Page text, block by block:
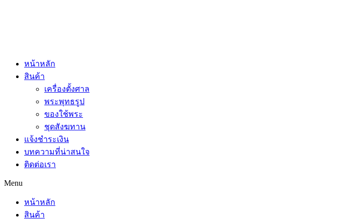
หน้าหลัก
สินค้า
เครื่องตั้งศาล
พระพุทธรูป
ของใช้พระ
ชุดสังฆทาน
แจ้งชำระเงิน
บทความที่น่าสนใจ
ติดต่อเรา
Menu
หน้าหลัก
สินค้า